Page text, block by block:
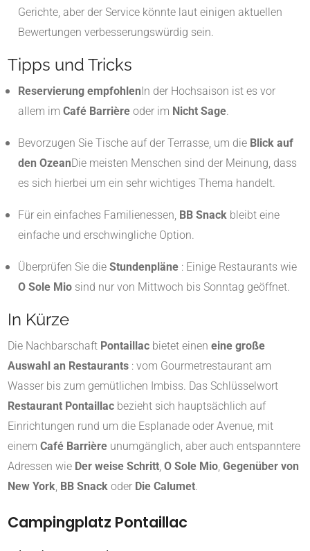
Gerichte, aber der Service könnte laut einigen aktuellen
Bewertungen verbesserungswürdig sein.
Tipps und Tricks
Reservierung empfohlen In der Hochsaison ist es vor
allem im Café Barrière oder im Nicht Sage.
Bevorzugen Sie Tische auf der Terrasse, um die Blick auf
den OzeanDie meisten Menschen sind der Meinung, dass
es sich hierbei um ein sehr wichtiges Thema handelt.
Für ein einfaches Familienessen, BB Snack bleibt eine
einfache und erschwingliche Option.
Überprüfen Sie die Stundenpläne : Einige Restaurants wie
O Sole Mio sind nur von Mittwoch bis Sonntag geöffnet.
In Kürze
Die Nachbarschaft Pontaillac bietet einen eine große
Auswahl an Restaurants : vom Gourmetrestaurant am
Wasser bis zum gemütlichen Imbiss. Das Schlüsselwort
Restaurant Pontaillac bezieht sich hauptsächlich auf
Einrichtungen rund um die Esplanade oder Avenue, mit
einem Café Barrière unumgänglich, aber auch entspanntere
Adressen wie Der weise Schritt, O Sole Mio, Gegenüber von
New York, BB Snack oder Die Calumet.
Campingplatz Pontaillac